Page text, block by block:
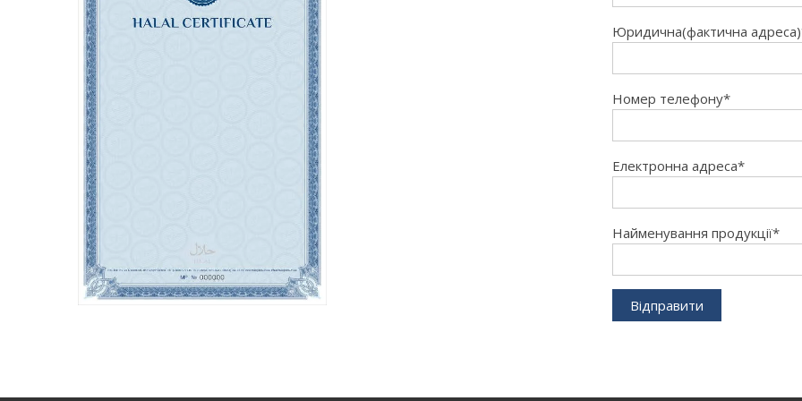
Юридична(фактична
Номер телефону*
Електронна адреса*
Найменування продукції*